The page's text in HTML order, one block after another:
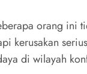
orang
kerusakan
di wilayah